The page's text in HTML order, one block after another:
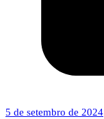
5 de setembro de 2024